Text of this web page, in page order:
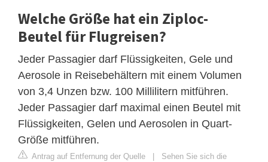
Welche Größe hat ein Ziploc-
Beutel für Flugreisen?
Jeder Passagier darf Flüssigkeiten, Gele und
Aerosole in Reisebehältern mit einem Volumen
von 3,4 Unzen bzw. 100 Millilitern mitführen.
Jeder Passagier darf maximal einen Beutel mit
Flüssigkeiten, Gelen und Aerosolen in Quart-
Größe mitführen.
Antrag auf Entfernung der Quelle | Sehen Sie sich die